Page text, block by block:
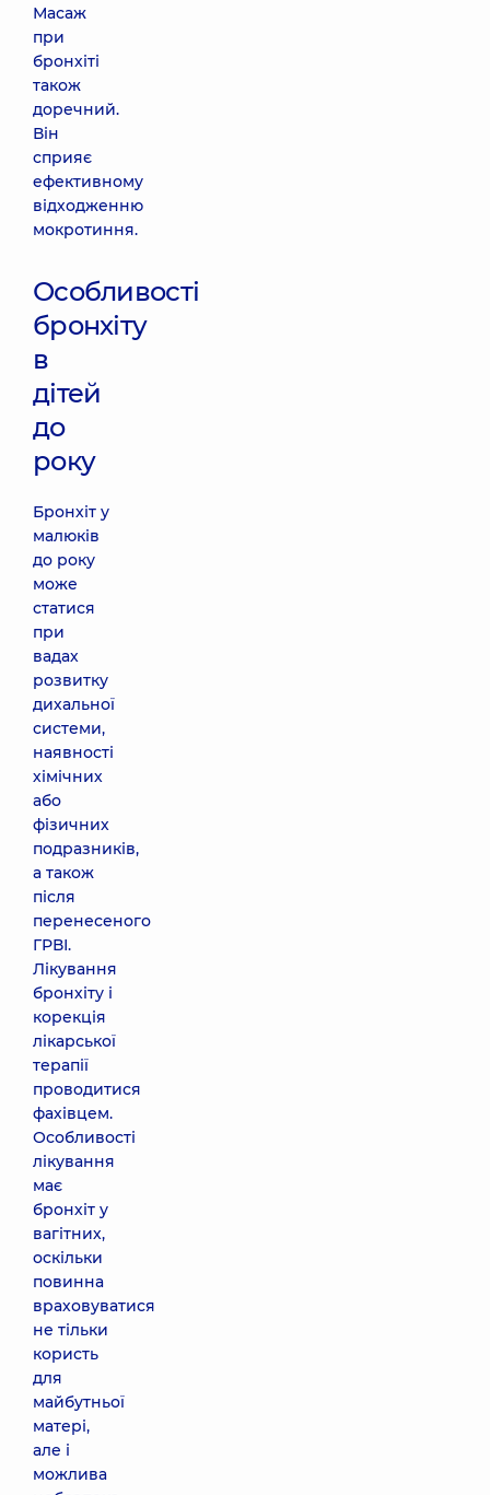
Масаж
при
бронхіті
також
доречний.
Він
сприяє
ефективному
відходженню
мокротиння.
Особливості
бронхіту
в
дітей
до
року
Бронхіт у
малюків
до року
може
статися
при
вадах
розвитку
дихальної
системи,
наявності
хімічних
або
фізичних
подразників,
а також
після
перенесеного
ГРВІ.
Лікування
бронхіту і
корекція
лікарської
терапії
проводитися
фахівцем.
Особливості
лікування
має
бронхіт у
вагітних,
оскільки
повинна
враховуватися
не тільки
користь
для
майбутньої
матері,
але і
можлива